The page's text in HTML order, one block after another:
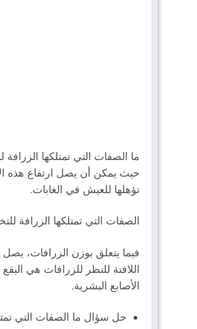
ما الصفات التي تمتلكها الزرافة
تؤهلها للعيش في الغابات.
الصفات التي تمتلكها الزرافة
اللافتة للنظر للزرافات هي
الأصابع البشرية.
حل سؤال ما الصفات التي